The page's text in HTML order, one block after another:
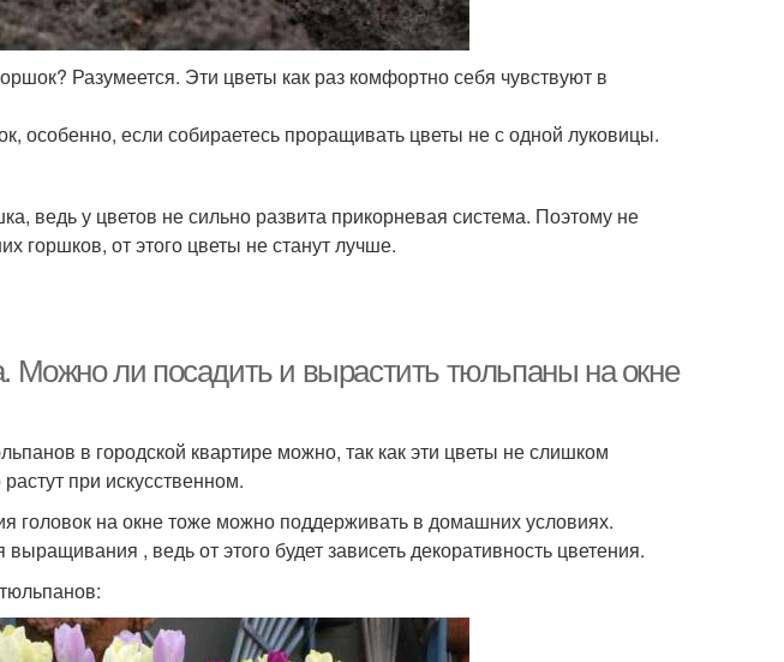
Разумеется. Эти цветы как раз комфортно себя чувствуют в
особенно, если собираетесь проращивать цветы не с одной луковицы.
ведь у цветов не сильно развита прикорневая система. Поэтому не
горшков, от этого цветы не станут лучше.
Можно ли посадить и вырастить тюльпаны на окне
в городской квартире можно, так как эти цветы не слишком
при искусственном.
головок на окне тоже можно поддерживать в домашних условиях.
, ведь от этого будет зависеть декоративность цветения.